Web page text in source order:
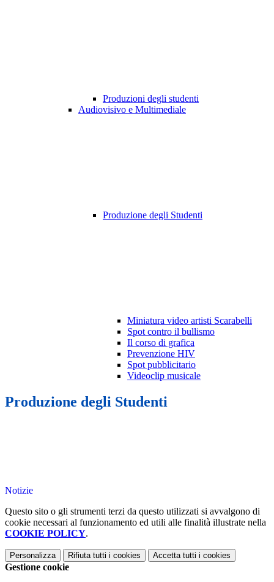
Produzioni degli studenti
Audiovisivo e Multimediale
Produzione degli Studenti
Miniatura video artisti Scarabelli
Spot contro il bullismo
Il corso di grafica
Prevenzione HIV
Spot pubblicitario
Videoclip musicale
Produzione degli Studenti
Notizie
Questo sito o gli strumenti terzi da questo utilizzati si avvalgono di
cookie necessari al funzionamento ed utili alle finalità illustrate nella
COOKIE POLICY.
Personalizza Rifiuta tutti i cookies Accetta tutti i cookies
Gestione cookie